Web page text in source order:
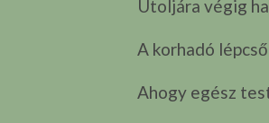
Utoljára végig
A korhadó
Ahogy egész